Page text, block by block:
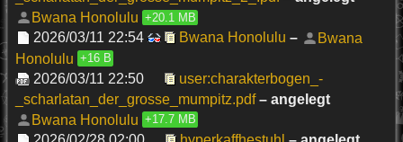
Bwana Honolulu +20.1 MB
2026/03/11 22:54 Bwana Honolulu –
Bwana
Honolulu +16 B
2026/03/11 22:50
user:charakterbogen_-
_scharlatan_der_grosse_mumpitz.pdf – angelegt
Bwana Honolulu +17.7 MB